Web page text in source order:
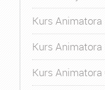
Kurs Animatora
Kurs Animatora
Kurs Animatora